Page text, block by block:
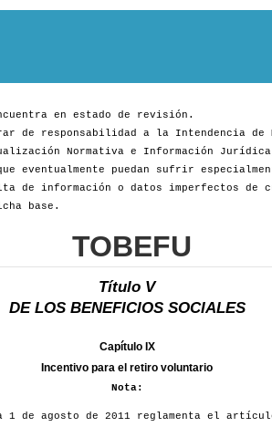
en estado de revisión.
de responsabilidad a la Intendencia
Normativa e Información
puedan sufrir
de información o datos imperfectos de
base.
TOBEFU
Título V
DE LOS BENEFICIOS SOCIALES
Capítulo IX
Incentivo para el retiro voluntario
Nota:
1 de agosto de 2011 reglamenta el